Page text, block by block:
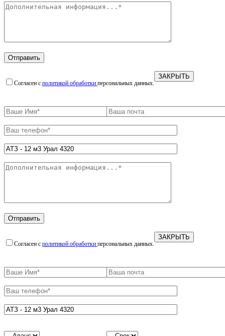
Согласен с политикой обработки персональных данных.
ЗАКРЫТЬ
Согласен с политикой обработки персональных данных.
ЗАКРЫТЬ